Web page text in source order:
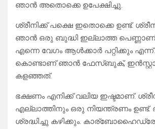
ഞാൻ അതൊക്കെ ഉപേക്ഷിച്ചു.
ശ്രീനിക്ക് പക്ഷെ ഇതൊക്കെ ഉണ്ട്.
ഞാൻ ഒരു ബുദ്ധി ഇല്ലാത്ത
എന്നെ വേഗം ആൾക്കാർ പറ്റിക്കും
കൊണ്ടാണ് ഞാൻ ഫേസ്ബുക്,
കളഞ്ഞത്.
ഭക്ഷണം എനിക്ക് വലിയ ഇഷ്ടമാണ്.
എല്ലാത്തിനും ഒരു നിയന്ത്രണം ഉണ്ട്.
ശ്രദ്ധിച്ചു കഴിക്കും.